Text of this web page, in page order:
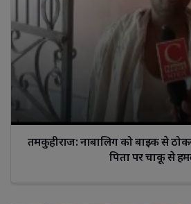
तमकुहीराज: नाबालिग को बाइक से
पिता पर चाकू से